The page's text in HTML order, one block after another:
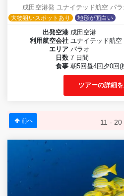
成田空港発 ユナイテッド航空 パ
大物狙いスポットあり
地形が面白い
出発空港 成田空港
利用航空会社 ユナイテッド航空
エリア パラオ
日数 7 日間
食事 朝5回昼4回夕0回(
ツアーの詳細
前へ 11 - 20